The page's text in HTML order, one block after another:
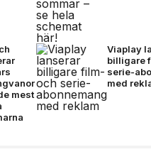
mest
Viaplay
billigare
serie-
med